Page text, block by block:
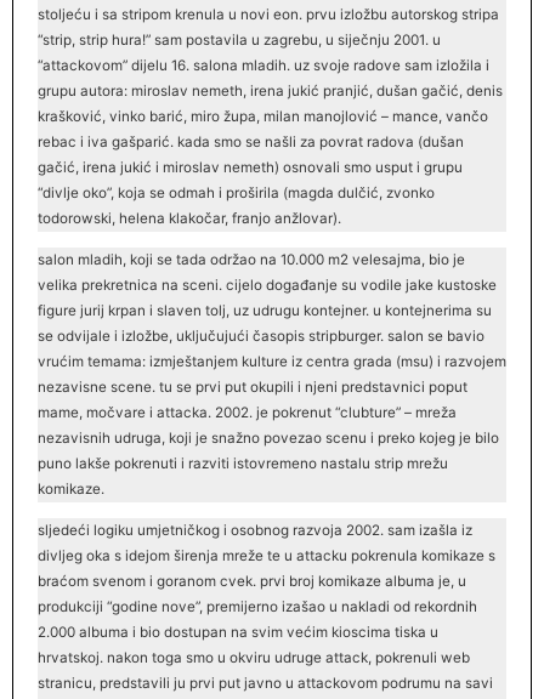
stoljeću i sa stripom krenula u novi eon. prvu izložbu autorskog stripa
“strip, strip hura!” sam postavila u zagrebu, u siječnju 2001. u
“attackovom” dijelu 16. salona mladih. uz svoje radove sam izložila i
grupu autora: miroslav nemeth, irena jukić pranjić, dušan gačić, denis
krašković, vinko barić, miro župa, milan manojlović – mance, vančo
rebac i iva gašparić. kada smo se našli za povrat radova (dušan
gačić, irena jukić i miroslav nemeth) osnovali smo usput i grupu
“divlje oko”, koja se odmah i proširila (magda dulčić, zvonko
todorowski, helena klakočar, franjo anžlovar).
salon mladih, koji se tada održao na 10.000 m2 velesajma, bio je
velika prekretnica na sceni. cijelo događanje su vodile jake kustoske
figure jurij krpan i slaven tolj, uz udrugu kontejner. u kontejnerima su
se odvijale i izložbe, uključujući časopis stripburger. salon se bavio
vrućim temama: izmještanjem kulture iz centra grada (msu) i razvojem
nezavisne scene. tu se prvi put okupili i njeni predstavnici poput
mame, močvare i attacka. 2002. je pokrenut “clubture” – mreža
nezavisnih udruga, koji je snažno povezao scenu i preko kojeg je bilo
puno lakše pokrenuti i razviti istovremeno nastalu strip mrežu
komikaze.
sljedeći logiku umjetničkog i osobnog razvoja 2002. sam izašla iz
divljeg oka s idejom širenja mreže te u attacku pokrenula komikaze s
braćom svenom i goranom cvek. prvi broj komikaze albuma je, u
produkciji “godine nove”, premijerno izašao u nakladi od rekordnih
2.000 albuma i bio dostupan na svim većim kioscima tiska u
hrvatskoj. nakon toga smo u okviru udruge attack, pokrenuli web
stranicu, predstavili ju prvi put javno u attackovom podrumu na savi